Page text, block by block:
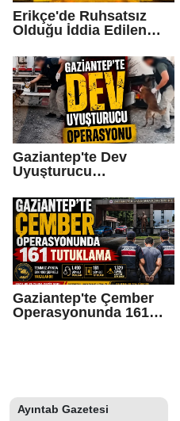
Erikçe'de Ruhsatsız
Olduğu İddia Edilen
Oldu Neler!
Gaziantep'te Dev
Uyuşturucu
Gaziantep'te Çember
Operasyonunda 161
Ayıntab Gazetesi